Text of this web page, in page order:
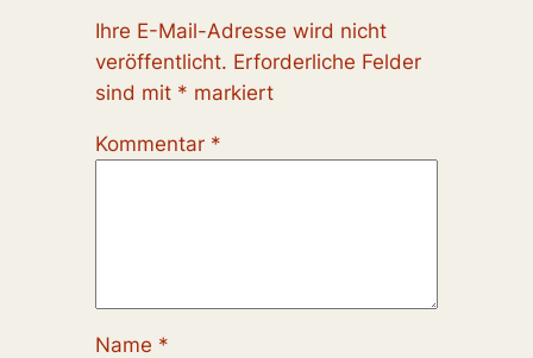
Ihre E-Mail-Adresse wird nicht
veröffentlicht. Erforderliche Felder
sind mit * markiert
Kommentar *
Name *